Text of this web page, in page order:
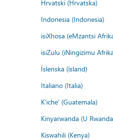
Hrvatski (Hrvatska)
Indonesia (Indonesia)
isiXhosa (eMzantsi
isiZulu (iNingizimu
Íslenska (ísland)
Italiano (Italia)
K'iche' (Guatemala)
Kinyarwanda (U
Kiswahili (Kenya)